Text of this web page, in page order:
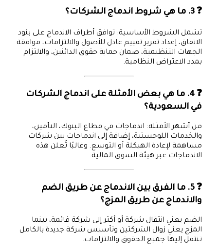
❓ 3. ما هي شروط اندماج الشركات؟
تشمل الشروط الأساسية: توافق أطراف الاندماج على بنود
الاتفاق، إعداد تقرير تقييم عادل للأصول والالتزامات، موافقة
الجهات التنظيمية، ضمان حماية حقوق الدائنين، والالتزام
بمدد الاعتراض النظامية.
❓ 4. ما هي بعض الأمثلة على اندماج الشركات
في السعودية؟
من أشهر الأمثلة: اندماجات في قطاع البنوك، التأمين،
والخدمات اللوجستية، إضافة إلى اندماجات بين شركات
مساهمة لإعادة الهيكلة أو التوسع. وغالبًا تُعلن هذه
الاندماجات عبر هيئة السوق المالية.
❓ 5. ما الفرق بين الاندماج عن طريق الضم
والاندماج عن طريق المزج؟
الضم يعني انتقال شركة أو أكثر إلى شركة قائمة، بينما
المزج يعني زوال الشركتين وتأسيس شركة جديدة بالكامل
تنتقل إليها جميع الحقوق والالتزامات.